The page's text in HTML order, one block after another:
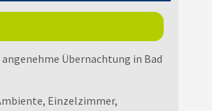
Übernachtung in Bad
Einzelzimmer,